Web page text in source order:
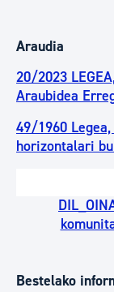
Araudia
20/2023
Araubidea
49/1960
horizontalari
Bestelako